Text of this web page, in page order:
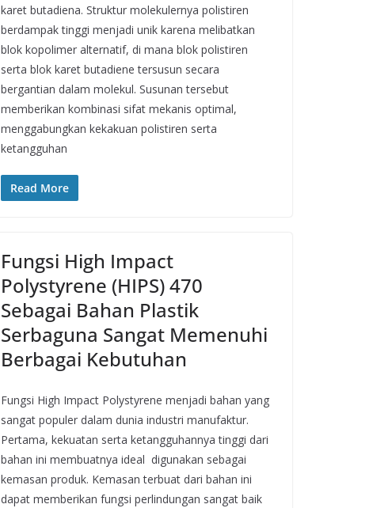
karet butadiena. Struktur molekulernya polistiren
berdampak tinggi menjadi unik karena melibatkan
blok kopolimer alternatif, di mana blok polistiren
serta blok karet butadiene tersusun secara
bergantian dalam molekul. Susunan tersebut
memberikan kombinasi sifat mekanis optimal,
menggabungkan kekakuan polistiren serta
ketangguhan
Read More
Fungsi High Impact
Polystyrene (HIPS) 470
Sebagai Bahan Plastik
Serbaguna Sangat Memenuhi
Berbagai Kebutuhan
Fungsi High Impact Polystyrene menjadi bahan yang
sangat populer dalam dunia industri manufaktur.
Pertama, kekuatan serta ketangguhannya tinggi dari
bahan ini membuatnya ideal digunakan sebagai
kemasan produk. Kemasan terbuat dari bahan ini
dapat memberikan fungsi perlindungan sangat baik